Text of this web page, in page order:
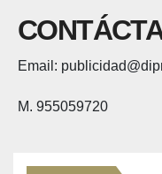
Email:
M. 955059720